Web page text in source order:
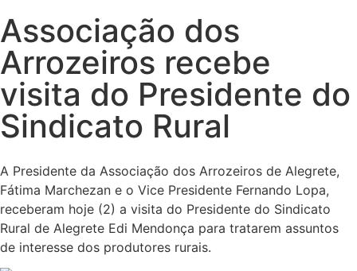
Associação dos
Arrozeiros recebe
visita do Presidente do
Sindicato Rural
A Presidente da Associação dos Arrozeiros de Alegrete,
Fátima Marchezan e o Vice Presidente Fernando Lopa,
receberam hoje (2) a visita do Presidente do Sindicato
Rural de Alegrete Edi Mendonça para tratarem assuntos
de interesse dos produtores rurais.